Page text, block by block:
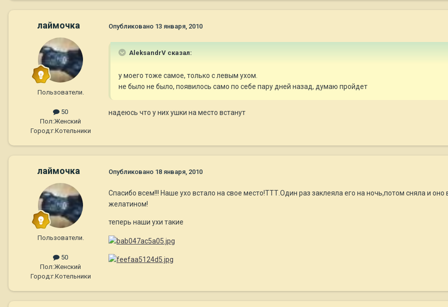
лаймочка
Пользователи.
50
Пол:Женский
Город:г.Котельники
Опубликовано 13 января, 2010
AleksandrV сказал:
у моего тоже самое, только с левым ухом.
не было не было, появилось само по себе пару дней назад, думаю пройдет
надеюсь что у них ушки на место встанут
лаймочка
Пользователи.
50
Пол:Женский
Город:г.Котельники
Опубликовано 18 января, 2010
Спасибо всем!!! Наше ухо встало на свое место!ТТТ.Один раз заклеяла его на ночь,потом сняла и
желатином!
теперь наши ухи такие